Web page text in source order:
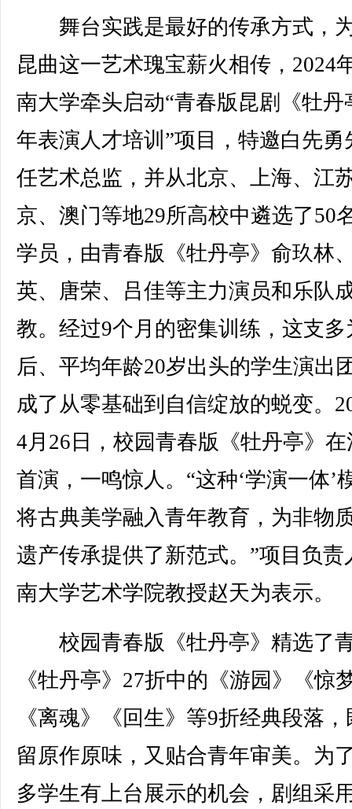
舞台实践是最好的传承方式，
昆曲这一艺术瑰宝薪火相传，2024
南大学牵头启动“青春版昆剧《牡丹
年表演人才培训”项目，特邀白先勇
任艺术总监，并从北京、上海、江
京、澳门等地29所高校中遴选了50
学员，由青春版《牡丹亭》俞玖林
英、唐荣、吕佳等主力演员和乐队
教。经过9个月的密集训练，这支多
后、平均年龄20岁出头的学生演出
成了从零基础到自信绽放的蜕变。
4月26日，校园青春版《牡丹亭》在
首演，一鸣惊人。“这种‘学演一体’
将古典美学融入青年教育，为非物
遗产传承提供了新范式。”项目负责
南大学艺术学院教授赵天为表示。
校园青春版《牡丹亭》精选了
《牡丹亭》27折中的《游园》《惊
《离魂》《回生》等9折经典段落
留原作原味，又贴合青年审美。为
多学生有上台展示的机会，剧组采